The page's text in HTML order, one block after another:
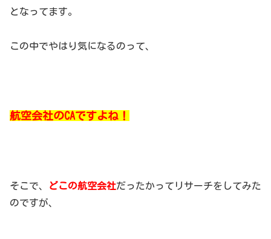
となってます。
この中でやはり気になるのって、
航空会社のCAですよね！
そこで、 どこの航空会社だったかってリサーチをしてみた
のですが、